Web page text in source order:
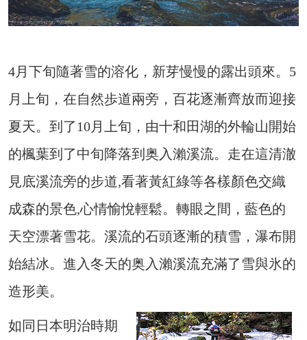
4月下旬隨著雪的溶化，新芽慢慢的露出頭來。5
月上旬，在自然歩道兩旁，百花逐漸齊放而迎接
夏天。到了10月上旬，由十和田湖的外輪山開始
的楓葉到了中旬降落到奥入瀨溪流。走在這清澈
見底溪流旁的步道,看著黃紅綠等各樣顏色交織
成森的景色,心情愉悅輕鬆。轉眼之間，藍色的
天空漂著雪花。溪流的石頭逐漸的積雪，瀑布開
始結冰。進入冬天的奥入瀨溪流充滿了雪與氷的
造形美。
如同日本明治時期